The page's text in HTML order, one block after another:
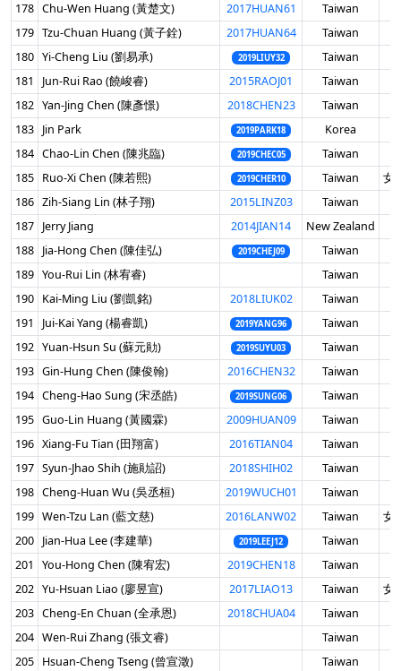
178 Chu-Wen Huang (黃楚文) 2017HUAN61 Taiwan
179 Tzu-Chuan Huang (黃子銓) 2017HUAN64 Taiwan
180 Yi-Cheng Liu (劉易承) 2019LIUY32 Taiwan
181
Jun-Rui Rao (饒峻睿) 2015RAOJ01 Taiwan
182 Yan-Jing Chen (陳彥憬) 2018CHEN23 Taiwan
183 Jin Park 2019PARK18 Korea
184 Chao-Lin Chen (陳兆臨) 2019CHEC05 Taiwan
185 Ruo-Xi Chen (陳若熙) 2019CHER10 Taiwan
女
186 Zih-Siang Lin (林子翔) 2015LINZ03 Taiwan
187 Jerry Jiang 2014JIAN14 New Zealand
188 Jia-Hong Chen (陳佳弘) 2019CHEJ09 Taiwan
189 You-Rui Lin (林宥睿) Taiwan
190 Kai-Ming Liu (劉凱銘) 2018LIUK02 Taiwan
191
Jui-Kai Yang (楊睿凱) 2019YANG96 Taiwan
192 Yuan-Hsun Su (蘇元勛) 2019SUYU03 Taiwan
193 Gin-Hung Chen (陳俊翰) 2016CHEN32 Taiwan
194 Cheng-Hao Sung (宋丞皓) 2019SUNG06 Taiwan
195 Guo-Lin Huang (黃國霖) 2009HUAN09 Taiwan
196 Xiang-Fu Tian (田翔富) 2016TIAN04 Taiwan
197 Syun-Jhao Shih (施勛詔) 2018SHIH02 Taiwan
198 Cheng-Huan Wu (吳丞桓) 2019WUCH01 Taiwan
199 Wen-Tzu Lan (藍文慈) 2016LANW02 Taiwan
女
200 Jian-Hua Lee (李建華) 2019LEEJ12 Taiwan
201
You-Hong Chen (陳宥宏) 2019CHEN18 Taiwan
202 Yu-Hsuan Liao (廖昱宣) 2017LIAO13 Taiwan
女
203 Cheng-En Chuan (全承恩) 2018CHUA04 Taiwan
204 Wen-Rui Zhang (張文睿) Taiwan
205 Hsuan-Cheng Tseng (曾宣澂) Taiwan